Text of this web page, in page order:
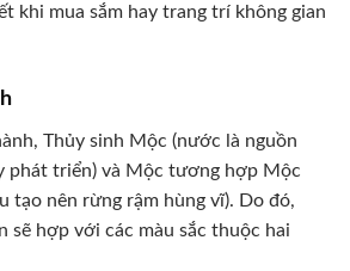
khi mua sắm hay trang trí không gian
Thủy sinh Mộc (nước là nguồn
phát triển) và Mộc tương hợp Mộc
tạo nên rừng rậm hùng vĩ). Do đó,
sẽ hợp với các màu sắc thuộc hai